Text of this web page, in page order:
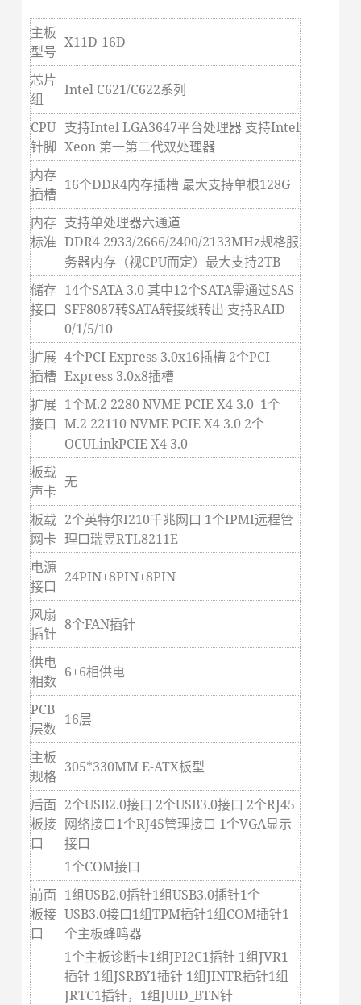
主板
型号
X11D-16D
芯片
组
Intel C621/C622系列
CPU
针脚
支持Intel LGA3647平台处理器 支持Intel
Xeon 第一第二代双处理器
内存
插槽
16个DDR4内存插槽 最大支持单根128G
内存
标准
支持单处理器六通道
DDR4 2933/2666/2400/2133MHz规格服
务器内存（视CPU而定）最大支持2TB
储存
接口
14个SATA 3.0 其中12个SATA需通过SAS
SFF8087转SATA转接线转出 支持RAID
0/1/5/10
扩展
插槽
4个PCI Express 3.0x16插槽 2个PCI
Express 3.0x8插槽
扩展
接口
1个M.2 2280 NVME PCIE X4 3.0 1个
M.2 22110 NVME PCIE X4 3.0 2个
OCULinkPCIE X4 3.0
板载
声卡
无
板载
网卡
2个英特尔I210千兆网口 1个IPMI远程管
理口瑞昱RTL8211E
电源
接口
24PIN+8PIN+8PIN
风扇
插针
8个FAN插针
供电
相数
6+6相供电
PCB
层数
16层
主板
规格
305*330MM E-ATX板型
后面
板接
口
2个USB2.0接口 2个USB3.0接口 2个RJ45
网络接口1个RJ45管理接口 1个VGA显示
接口
1个COM接口
前面
板接
口
1组USB2.0插针1组USB3.0插针1个
USB3.0接口1组TPM插针1组COM插针1
个主板蜂鸣器
1个主板诊断卡1组JPI2C1插针 1组JVR1
插针 1组JSRBY1插针 1组JINTR插针1组
JRTC1插针，1组JUID_BTN针